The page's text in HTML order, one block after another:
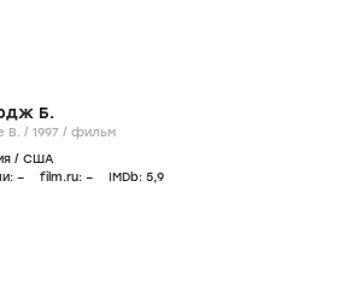
Б.
George B. / 1997 / фильм
/ США
– film.ru: – IMDb: 5,9